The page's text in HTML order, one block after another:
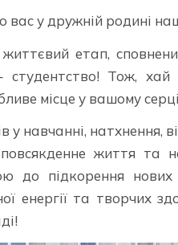
вас у дружній родині
етап,
студентство! Тож,
місце у вашому
у навчанні, натхнення,
життя та
до підкорення
енергії та творчих